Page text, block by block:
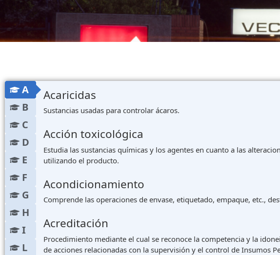
A
B
C
D
E
F
G
H
I
L
Acaricidas
Sustancias usadas para controlar ácaros.
Acción toxicológica
Estudia las sustancias químicas y los agentes en cuanto a las
utilizando el producto.
Acondicionamiento
Comprende las operaciones de envase, etiquetado, empaque, etc.,
Acreditación
Procedimiento mediante el cual se reconoce la competencia y la
de acciones relacionadas con la supervisión y el control de Insumos